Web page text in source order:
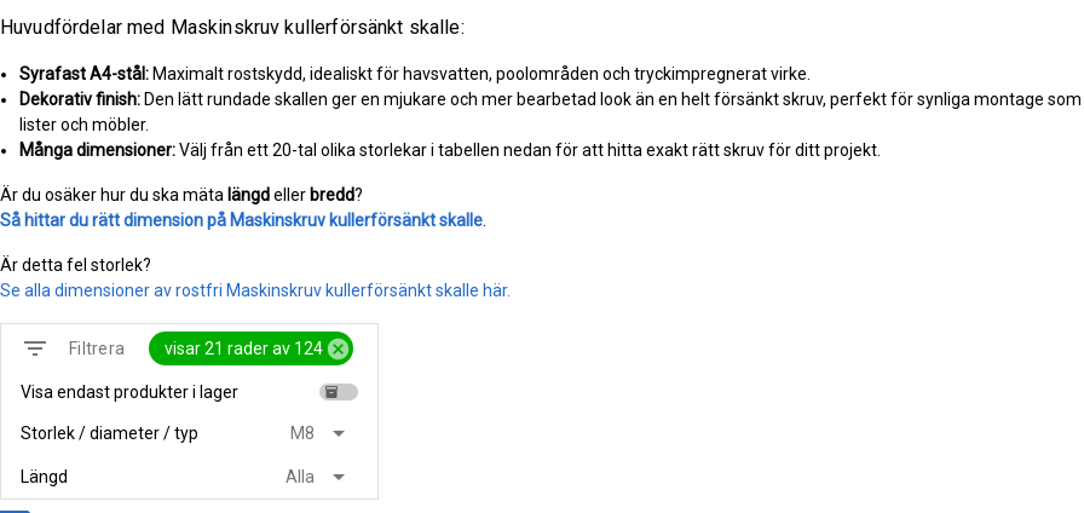
Huvudfördelar med Maskinskruv kullerförsänkt skalle:
Syrafast A4-stål: Maximalt rostskydd, idealiskt för havsvatten, poolområden och tryckimpregnerat virke.
Dekorativ finish: Den lätt rundade skallen ger en mjukare och mer bearbetad look än en helt försänkt skruv, perfekt för synliga montage som
lister och möbler.
Många dimensioner:Välj från ett 20-tal olika storlekar i tabellen nedan för att hitta exakt rätt skruv för ditt projekt.
Är du osäker hur du ska mäta längdeller bredd?
Så hittar du rätt dimension på Maskinskruv kullerförsänkt skalle
Är detta fel storlek?
Se alla dimensioner av rostfri Maskinskruv kullerförsänkt skalle här.
filter_list Filtrera visar 21 rader av 124 cancel
Visa endast produkter i lager inventory
Storlek / diameter / typ M8 arrow_drop_down
Längd Alla
arrow_drop_down